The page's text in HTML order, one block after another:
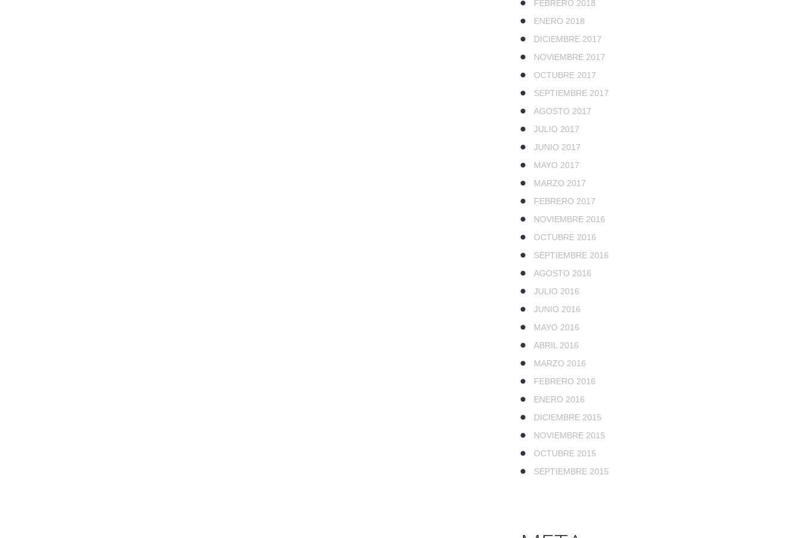
FEBRERO 2018
ENERO 2018
DICIEMBRE 2017
NOVIEMBRE 2017
OCTUBRE 2017
SEPTIEMBRE 2017
AGOSTO 2017
JULIO 2017
JUNIO 2017
MAYO 2017
MARZO 2017
FEBRERO 2017
NOVIEMBRE 2016
OCTUBRE 2016
SEPTIEMBRE 2016
AGOSTO 2016
JULIO 2016
JUNIO 2016
MAYO 2016
ABRIL 2016
MARZO 2016
FEBRERO 2016
ENERO 2016
DICIEMBRE 2015
NOVIEMBRE 2015
OCTUBRE 2015
SEPTIEMBRE 2015